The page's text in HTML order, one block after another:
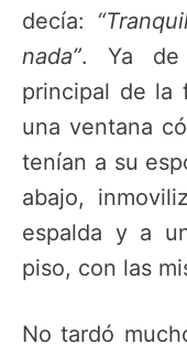
decía:
nada”. Ya de
principal de la
una ventana
tenían a su
abajo,
espalda y a
piso, con las
No tardó